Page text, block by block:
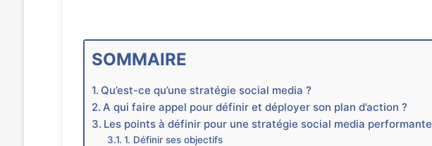
SOMMAIRE
Qu’est-ce qu’une stratégie social media ?
A qui faire appel pour définir et déployer son plan d’action ?
Les points à définir pour une stratégie social media performante
1. Définir ses objectifs